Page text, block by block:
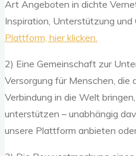
Art Angeboten in dichte
Inspiration, Unterstützung und
Plattform, hier klicken.
2) Eine Gemeinschaft zur
Versorgung für Menschen, die
Verbindung in die Welt
unterstützen – unabhängig
unsere Plattform anbieten